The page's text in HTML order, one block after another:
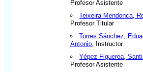
Profesor Asistente
Teixeira Mendonca,
Profesor Titular
Torres Sánchez,
Antonio , Instructor
Yépez Figueroa,
Profesor Asistente